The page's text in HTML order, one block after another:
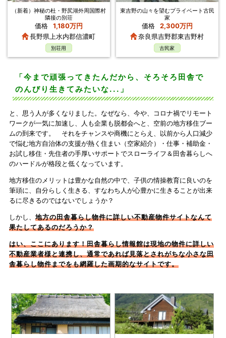
（新着）神秘の杜・野尻湖外周国際村
隣接の別荘
価格 1,180万円
長野県上水内郡信濃町
別荘用
東吉野の山々を望むプライベート古民
家
価格 2,300万円
奈良県吉野郡東吉野村
古民家
「今まで頑張ってきたんだから、そろそろ田舎で
のんびり生きてみたいな...」
と、思う人が多くなりました。なぜなら、今や、コロナ禍でリモート
ワークが一気に加速し、人も企業も脱都会へと、空前の地方移住ブー
ムの到来です。 それをチャンスや商機にとらえ、以前から人口減少
で悩む地方自治体の支援が熱く住まい（空家紹介）・仕事・補助金・
お試し移住・先住者の手厚いサポートでスローライフ＆田舎暮らしへ
のハードルが格段と低くなっています。
地方移住のメリットは豊かな自然の中で、子供の情操教育に良いのを
筆頭に、自分らしく生きる、すなわち人が心豊かに生きることが出来
るに尽きるのではないでしょうか？
しかし、 地方の田舎暮らし物件に詳しい不動産物件サイトなんて
果たしてあるのだろうか？
はい、ここにあります！田舎暮らし情報館は現地の物件に詳しい
不動産業者様と連携し、通常であれば見落とされがちな小さな田
舎暮らし物件までをも網羅した画期的なサイトです。